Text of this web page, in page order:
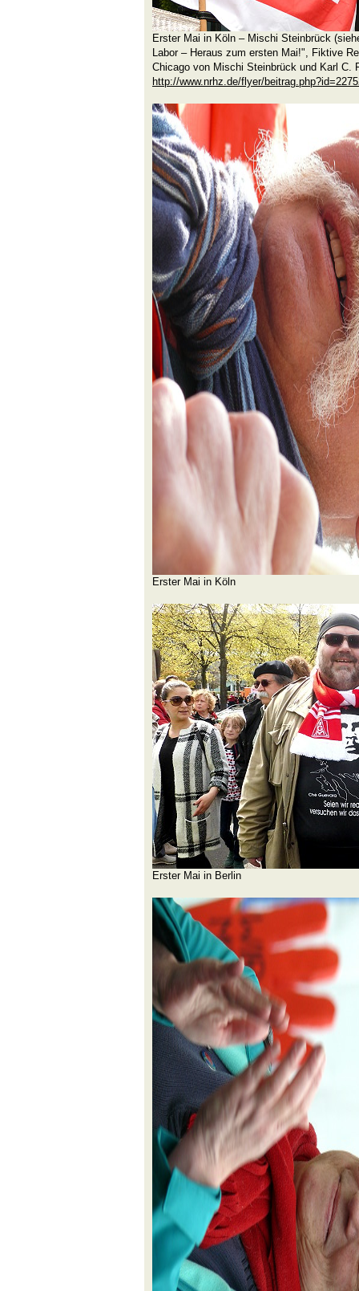
Erster Mai in Köln – Mischi Steinbrück
Labor – Heraus zum ersten Mai!", Fiktive
Chicago von Mischi Steinbrück und Karl C.
http://www.nrhz.de/flyer/
Erster Mai in Köln
Erster Mai in Berlin